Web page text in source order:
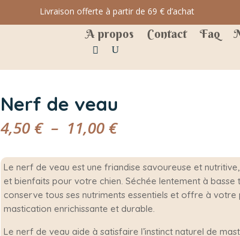
Livraison offerte à partir de 69 € d’achat
A propos Contact Faq
Nerf de veau
4,50€ – 11,00€Plage
prix :
4,50 €
à
11,00 €
Le nerf de veau est une friandise savoureuse et
et bienfaits pour votre chien. Séchée lentement à
conserve tous ses nutriments essentiels et offre à votre
mastication enrichissante et durable.
Le nerf de veau aide à satisfaire l’instinct naturel de